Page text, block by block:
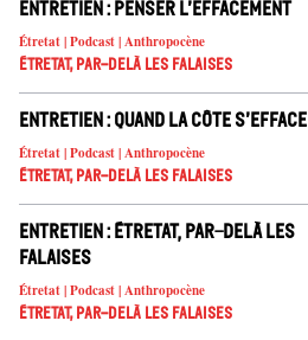
Entretien : Penser l’effacement
Étretat | Podcast | Anthropocène
Étretat, par-delà les falaises
Entretien : Quand la côte s’efface
Étretat | Podcast | Anthropocène
Étretat, par-delà les falaises
Entretien : Étretat, par-delà les
falaises
Étretat | Podcast | Anthropocène
Étretat, par-delà les falaises